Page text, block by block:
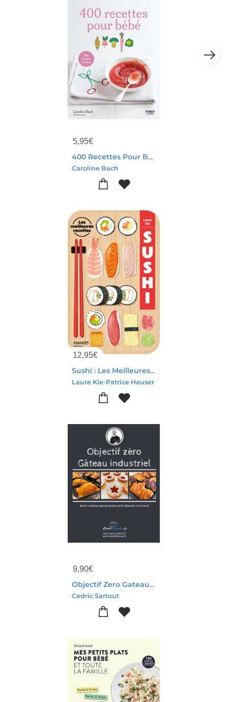
5,95€
400 Recettes Pour Bebe : De 4 Mois A 3 Ans (4e Edition)
Caroline Bach
12,95€
Sushi : Les Meilleures Recettes
Laure Kie-Patrice Hauser
9,90€
Objectif Zero Gateau Industriel : Batch Cooking Special Gouter, Petit Dejeuner Ou Brunch
Cedric Sartout